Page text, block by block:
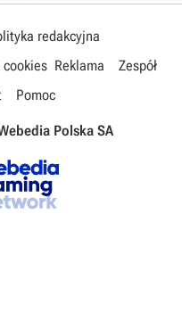
redakcyjna
Reklama
Zespół
Pomoc
Polska SA